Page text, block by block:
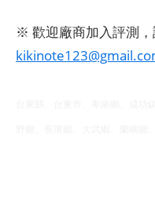
※ 歡迎廠商加入評測